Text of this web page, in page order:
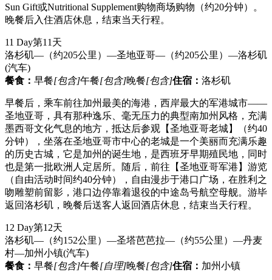
Sun Gift或Nutritional Supplement购物商场购物（约20分钟）。
晚餐后入住酒店休息，结束当天行程。
11 Day第11天
洛杉矶—（约205公里）—圣地亚哥—（约205公里）—洛杉矶
(汽车)
餐食： 早餐[包含]午餐[包含]晚餐[包含]住宿： 洛杉矶
早餐后，乘车前往加州最美的海港，西岸最大的军港城市——
圣地亚哥，具有那种逸乐、毫无压力的典型南加州风格，充满
墨西哥文化气息的地方，抵达后参观【圣地亚哥老城】（约40
分钟），坐落在圣地亚哥市中心的老城是一个美丽而充满乐趣
的历史古城，它是加州的诞生地，是西班牙早期殖民地，同时
也是第一批欧洲人定居所。随后，前往【圣地亚哥军港】游览
（自由活动时间约40分钟），自由漫步于港口广场，在胜利之
吻雕塑前留影，港口边停靠着退役的中途岛号航空母舰。游毕
返回洛杉矶，晚餐后送客人返回酒店休息，结束当天行程。
12 Day第12天
洛杉矶—（约152公里）—圣塔芭芭拉—（约55公里）—丹麦
村—加州小镇(汽车)
餐食： 早餐[包含]午餐[自理]晚餐[包含]住宿： 加州小镇